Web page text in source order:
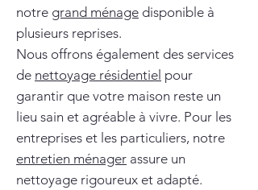
notre grand ménage disponible à
plusieurs reprises.
Nous offrons également des services
de nettoyage résidentiel pour
garantir que votre maison reste un
lieu sain et agréable à vivre. Pour les
entreprises et les particuliers, notre
entretien ménager assure un
nettoyage rigoureux et adapté.